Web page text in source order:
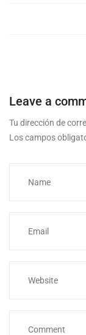
Leave a
Tu dirección de
Los campos